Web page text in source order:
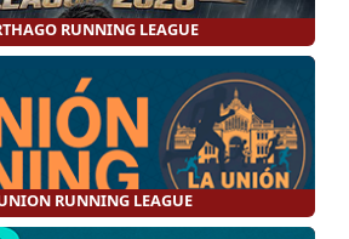
RUNNING LEAGUE
RUNNING LEAGUE